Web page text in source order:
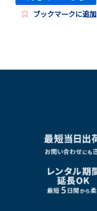
ブックマークに追加